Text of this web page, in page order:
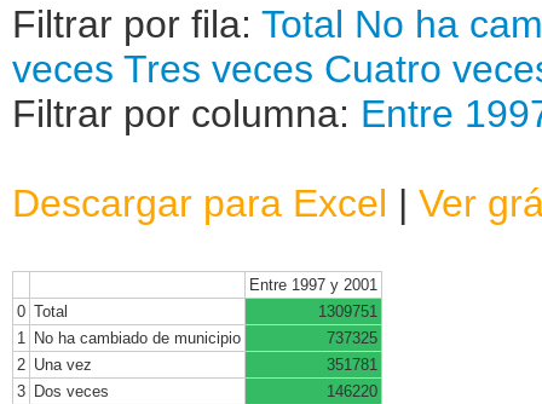
Filtrar por fila: Total No ha
veces Tres veces Cuatro
Filtrar por columna: Entre
Descargar para Excel | Ver
Entre 1997 y 2001
0 Total
1309751
1
No ha cambiado de municipio
737325
2 Una vez
351781
3 Dos veces
146220